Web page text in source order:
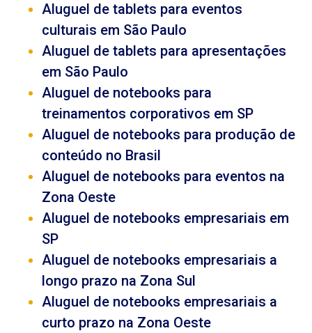
Aluguel de tablets para eventos
culturais em São Paulo
Aluguel de tablets para apresentações
em São Paulo
Aluguel de notebooks para
treinamentos corporativos em SP
Aluguel de notebooks para produção de
conteúdo no Brasil
Aluguel de notebooks para eventos na
Zona Oeste
Aluguel de notebooks empresariais em
SP
Aluguel de notebooks empresariais a
longo prazo na Zona Sul
Aluguel de notebooks empresariais a
curto prazo na Zona Oeste